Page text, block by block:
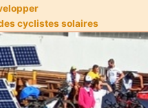
cyclistes solaires